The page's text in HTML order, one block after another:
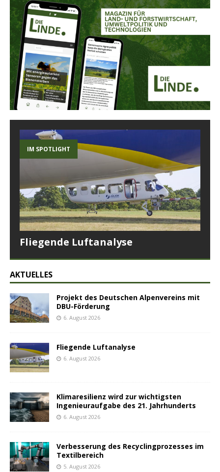
IM SPOTLIGHT
Fliegende Luftanalyse
AKTUELLES
Projekt des Deutschen Alpenvereins mit
DBU-Förderung
6. August 2026
Fliegende Luftanalyse
6. August 2026
Klimaresilienz wird zur wichtigsten
Ingenieuraufgabe des 21. Jahrhunderts
6. August 2026
Verbesserung des Recyclingprozesses im
Textilbereich
5. August 2026